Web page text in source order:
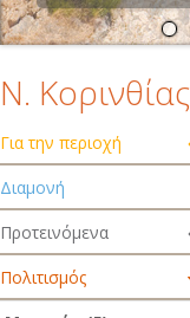
Ν. Κορινθίας
Για την περιοχή
Διαμονή
Προτεινόμενα
Πολιτισμός